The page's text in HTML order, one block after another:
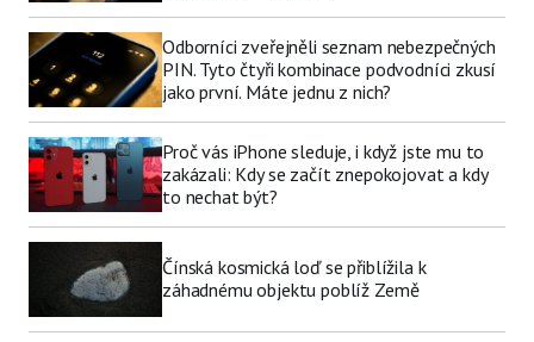
Odborníci zveřejněli seznam nebezpečných
PIN. Tyto čtyři kombinace podvodníci zkusí
jako první. Máte jednu z nich?
Proč vás iPhone sleduje, i když jste mu to
zakázali: Kdy se začít znepokojovat a kdy
to nechat být?
Čínská kosmická loď se přiblížila k
záhadnému objektu poblíž Země